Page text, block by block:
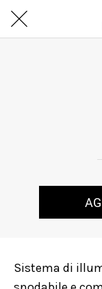
Sistema di